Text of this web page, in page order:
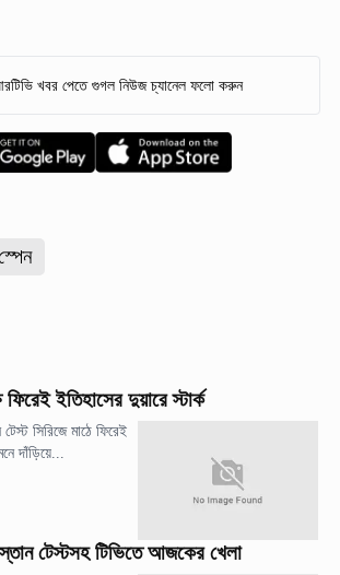
খবর পেতে গুগল নিউজ চ্যানেল ফলো করুন
ফিরেই ইতিহাসের দুয়ারে স্টার্ক
সিরিজে মাঠে ফিরেই
দাঁড়িয়ে...
টেস্টসহ টিভিতে আজকের খেলা